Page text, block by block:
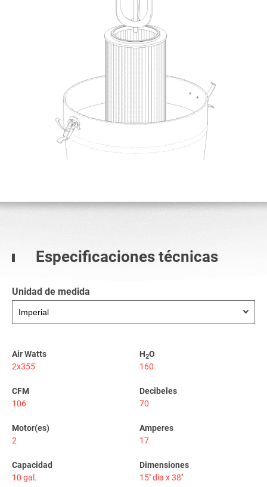
Especificaciones técnicas
Unidad de medida
Air Watts
2x355
H2O
160
CFM
106
Decibeles
70
Motor(es)
2
Amperes
17
Capacidad
10 gal.
Dimensiones
15'' dia x 38''